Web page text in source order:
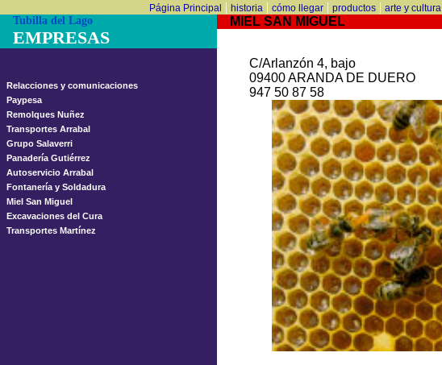
Página Principal | historia | cómo llegar| productos| arte y cultura
Tubilla del Lago
EMPRESAS
Relacciones y comunicaciones
Paypesa
Remolques Nuñez
Transportes Arrabal
Grupo Salaverri
Panadería Gutiérrez
Autoservicio Arrabal
Fontanería y Soldadura
Miel San Miguel
Excavaciones del Cura
Transportes Martínez
MIEL SAN MIGUEL
C/Arlanzón 4, bajo
09400 ARANDA DE DUERO
947 50 87 58